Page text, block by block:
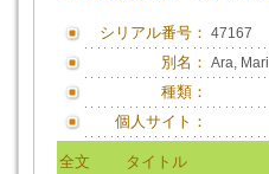
シリアル番号： 47167
別名： Ara,
種類：
個人サイト：
全文 タイトル